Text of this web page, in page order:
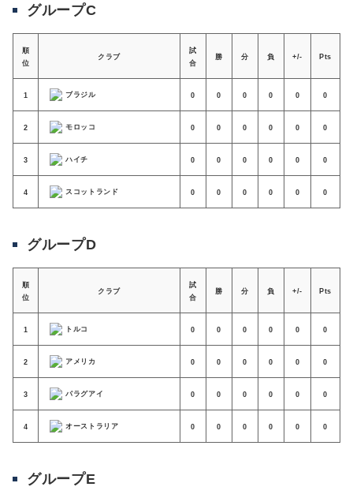
グループC
順
位
クラブ
試
合
勝 分 負 +/- Pts
1 ブラジル 0 0 0 0 0 0
2 モロッコ 0 0 0 0 0 0
3 ハイチ 0 0 0 0 0 0
4 スコットランド 0 0 0 0 0 0
グループD
順
位
クラブ
試
合
勝 分 負 +/- Pts
1 トルコ 0 0 0 0 0 0
2 アメリカ 0 0 0 0 0 0
3 パラグアイ 0 0 0 0 0 0
4 オーストラリア 0 0 0 0 0 0
グループE